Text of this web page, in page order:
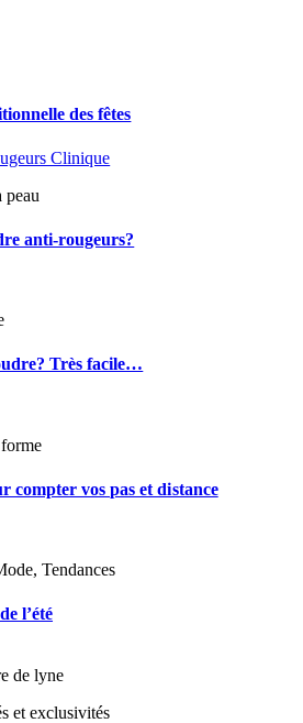
des fêtes
peau
anti-rougeurs?
Très facile…
compter vos pas et distance
, Tendances
l’été
de lyne
et exclusivités